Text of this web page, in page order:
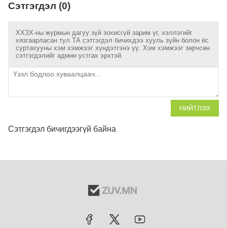
Сэтгэгдэл (0)
ХХЗХ-ны журмын дагуу зүй зохисгүй зарим үг, хэллэгийг
хязгаарласан тул ТА сэтгэгдэл бичихдээ хууль зүйн болон ёс
суртахууны хэм хэмжээг хүндэтгэнэ үү. Хэм хэмжээг зөрчсөн
сэтгэгдэлийг админ устгах эрхтэй.
НИЙТЛЭХ
Сэтгэгдэл бичигдээгүй байна